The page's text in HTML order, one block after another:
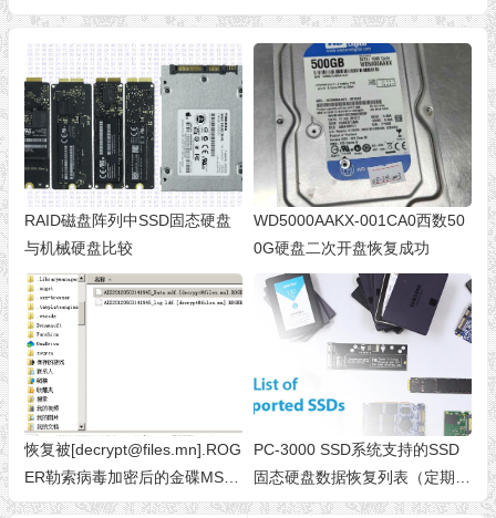
RAID磁盘阵列中SSD固态硬盘
与机械硬盘比较
WD5000AAKX-001CA0西数50
0G硬盘二次开盘恢复成功
恢复被[decrypt@files.mn].ROG
ER勒索病毒加密后的金碟MS S
QL2008 R2 MDF数据库文件 勒
PC-3000 SSD系统支持的SSD
固态硬盘数据恢复列表（定期更
新，版本2.9.5）